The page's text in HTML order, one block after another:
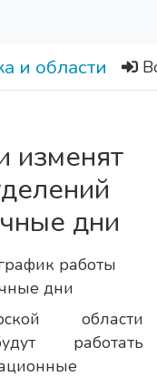
изменят
дни
области
работать